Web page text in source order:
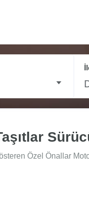
Özel Önallar